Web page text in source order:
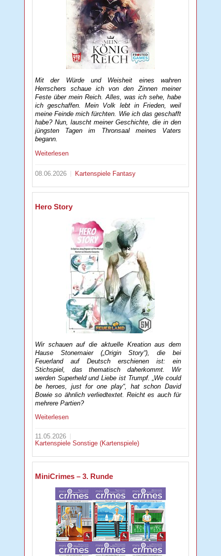
Mit der Würde und Weisheit eines wahren
Herrschers schaue ich von den Zinnen meiner
Feste über mein Reich. Alles, was ich sehe, habe
ich geschaffen. Mein Volk lebt in Frieden, weil
meine Feinde mich fürchten. Wie ich das geschafft
habe? Nun, lauscht meiner Geschichte, die in den
jüngsten Tagen im Thronsaal meines Vaters
begann.
Weiterlesen
08.06.2026 Kartenspiele Fantasy
Hero Story
Wir schauen auf die aktuelle Kreation aus dem
Hause Stonemaier („Origin Story“), die bei
Feuerland auf Deutsch erschienen ist: ein
Stichspiel, das thematisch daherkommt. Wir
werden Superheld und Liebe ist Trumpf. „We could
be heroes, just for one play“, hat schon David
Bowie so ähnlich verliedtextet. Reicht es auch für
mehrere Partien?
Weiterlesen
11.05.2026
KartenspieleSonstige (Kartenspiele)
MiniCrimes – 3. Runde